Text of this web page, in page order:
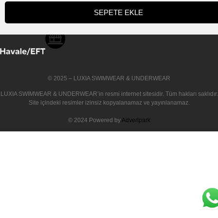
SEPETE EKLE
© 2025 – LUXIA SWIMWEAR & UNDERWEAR
LUXIA SWIMWEAR & UNDERWEAR’in resmi internet sitesidir. Tüm hakları saklıdır.
Site içindeki resimler izinsiz kopyalanamaz ve yayınlanamaz.
© 2024 Powered byAdvertpark